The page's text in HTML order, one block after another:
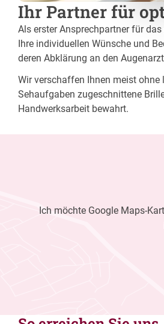
Ihr Partner für
Als erster Ansprechpartner für
Ihre individuellen Wünsche und
deren Abklärung an den
Wir verschaffen Ihnen meist
Sehaufgaben zugeschnittene
Handwerksarbeit bewahrt.
Ich möchte Google Maps-